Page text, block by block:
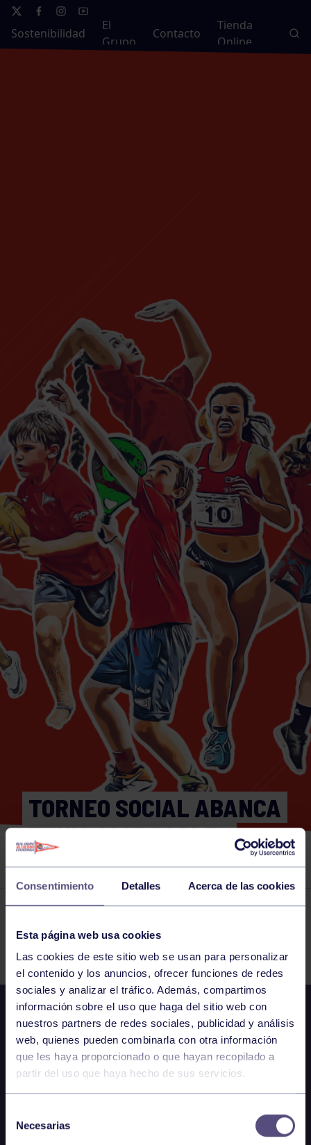
Consentimiento Detalles Acerca de las cookies
Esta página web usa cookies
Las cookies de este sitio web se usan para personalizar
el contenido y los anuncios, ofrecer funciones de redes
sociales y analizar el tráfico. Además, compartimos
información sobre el uso que haga del sitio web con
nuestros partners de redes sociales, publicidad y análisis
web, quienes pueden combinarla con otra información
que les haya proporcionado o que hayan recopilado a
partir del uso que haya hecho de sus servicios.
Necesarias
Sostenibilidad
El
Grupo
Contacto
Tienda
Online
TORNEO SOCIAL ABANCA
TENIS 2025 DOBLES
ABSOLUTO MASCULINO